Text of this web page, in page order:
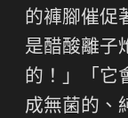
的褲腳催促
是醋酸離子
的！」「它
成無菌的、